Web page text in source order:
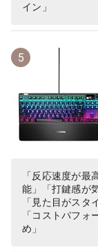
イン」
5
「反応速度が
能」「打鍵感が
「見た目がスタ
「コストパフォ
め」